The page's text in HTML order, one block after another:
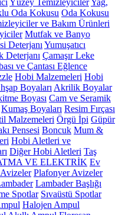
Yüzey TemizleyicilerYağ,
Oda Kokusu Oda Kokusu
ve Bakım Ürünleri
Mutfak ve Banyo
Deterjanı Yumuşatıcı
Deterjanı Çamaşır Leke
ve Çantası Eğlence
Hobi Malzemeleri Hobi
Boyaları Akrilik Boyalar
Boyası Cam ve Seramik
Kumaş Boyaları Resim Fırçası
Malzemeleri Örgü İpi Güpür
Pensesi Boncuk Mum &
Hobi Aletleri ve
Diğer Hobi Aletleri Taş
VE ELEKTRİK Ev
Avizeler Plafonyer Avizeler
Lambader Başlığı
Spotlar Sıvaüstü Spotlar
Halojen Ampul